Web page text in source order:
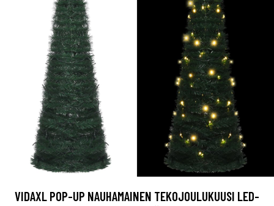
VIDAXL POP-UP NAUHAMAINEN TEKOJOULUKUUSI LED-